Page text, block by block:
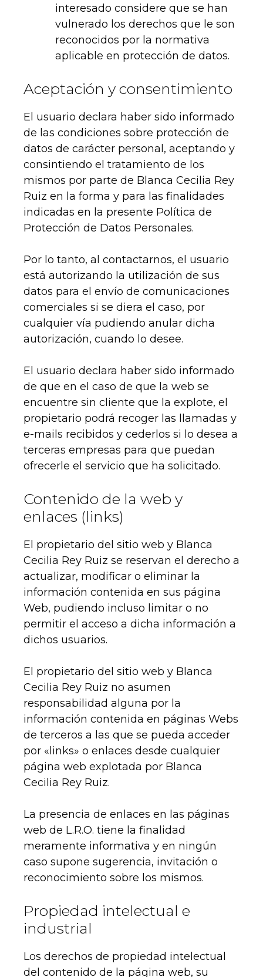
interesado considere que se han
vulnerado los derechos que le son
reconocidos por la normativa
aplicable en protección de datos.
Aceptación y consentimiento
El usuario declara haber sido informado
de las condiciones sobre protección de
datos de carácter personal, aceptando y
consintiendo el tratamiento de los
mismos por parte de Blanca Cecilia Rey
Ruiz en la forma y para las finalidades
indicadas en la presente Política de
Protección de Datos Personales.
Por lo tanto, al contactarnos, el usuario
está autorizando la utilización de sus
datos para el envío de comunicaciones
comerciales si se diera el caso, por
cualquier vía pudiendo anular dicha
autorización, cuando lo desee.
El usuario declara haber sido informado
de que en el caso de que la web se
encuentre sin cliente que la explote, el
propietario podrá recoger las llamadas y
e-mails recibidos y cederlos si lo desea a
terceras empresas para que puedan
ofrecerle el servicio que ha solicitado.
Contenido de la web y
enlaces (links)
El propietario del sitio web y Blanca
Cecilia Rey Ruiz se reservan el derecho a
actualizar, modificar o eliminar la
información contenida en sus página
Web, pudiendo incluso limitar o no
permitir el acceso a dicha información a
dichos usuarios.
El propietario del sitio web y Blanca
Cecilia Rey Ruiz no asumen
responsabilidad alguna por la
información contenida en páginas Webs
de terceros a las que se pueda acceder
por «links» o enlaces desde cualquier
página web explotada por Blanca
Cecilia Rey Ruiz.
La presencia de enlaces en las páginas
web de L.R.O. tiene la finalidad
meramente informativa y en ningún
caso supone sugerencia, invitación o
reconocimiento sobre los mismos.
Propiedad intelectual e
industrial
Los derechos de propiedad intelectual
del contenido de la página web, su